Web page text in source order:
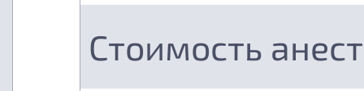
Стоимость